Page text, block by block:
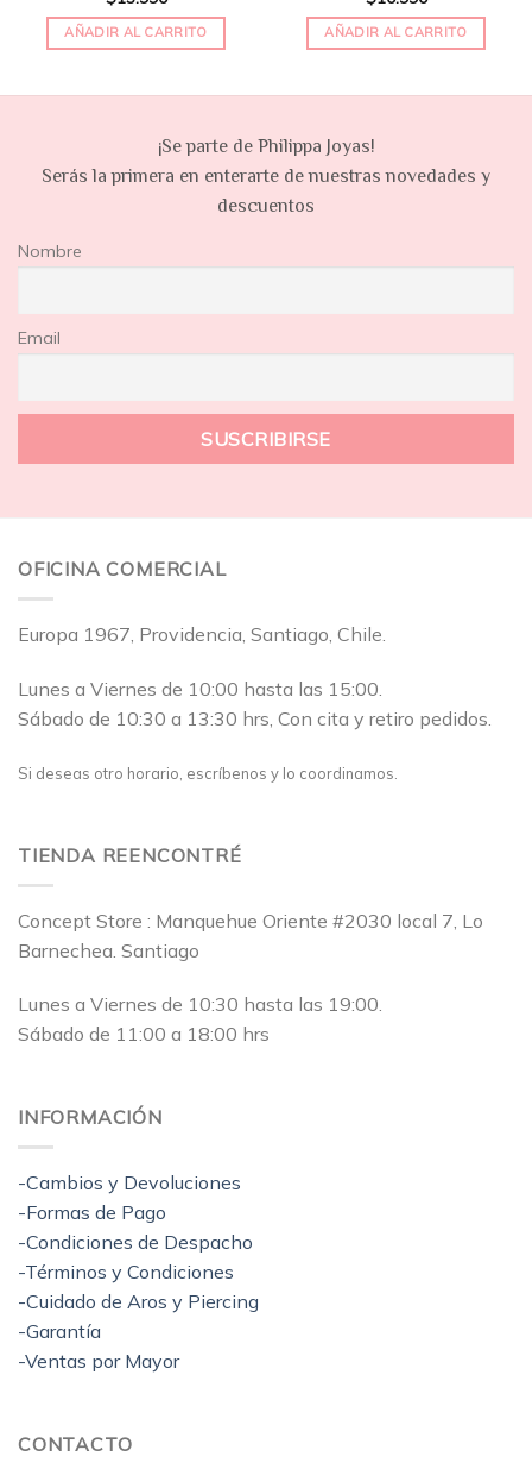
AÑADIR AL CARRITO AÑADIR AL CARRITO
¡Se parte de Philippa Joyas!
Serás la primera en enterarte de nuestras novedades y
descuentos
Nombre
Email
OFICINA COMERCIAL
Europa 1967, Providencia, Santiago, Chile.
Lunes a Viernes de 10:00 hasta las 15:00.
Sábado de 10:30 a 13:30 hrs, Con cita y retiro pedidos.
Si deseas otro horario, escríbenos y lo coordinamos.
TIENDA REENCONTRÉ
Concept Store : Manquehue Oriente #2030 local 7, Lo
Barnechea. Santiago
Lunes a Viernes de 10:30 hasta las 19:00.
Sábado de 11:00 a 18:00 hrs
INFORMACIÓN
-Cambios y Devoluciones
-Formas de Pago
-Condiciones de Despacho
-Términos y Condiciones
-Cuidado de Aros y Piercing
-Garantía
-Ventas por Mayor
CONTACTO